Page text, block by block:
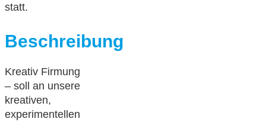
statt.
Beschreibung
Kreativ Firmung
– soll an unsere
kreativen,
experimentellen